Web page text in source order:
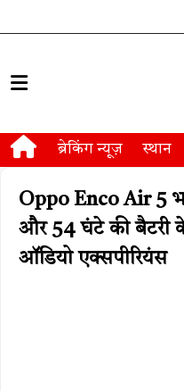
ब्रेकिंग न्यूज़ स्थान
Oppo Enco Air 5
और 54 घंटे की बैटरी
ऑडियो एक्सपीरियंस